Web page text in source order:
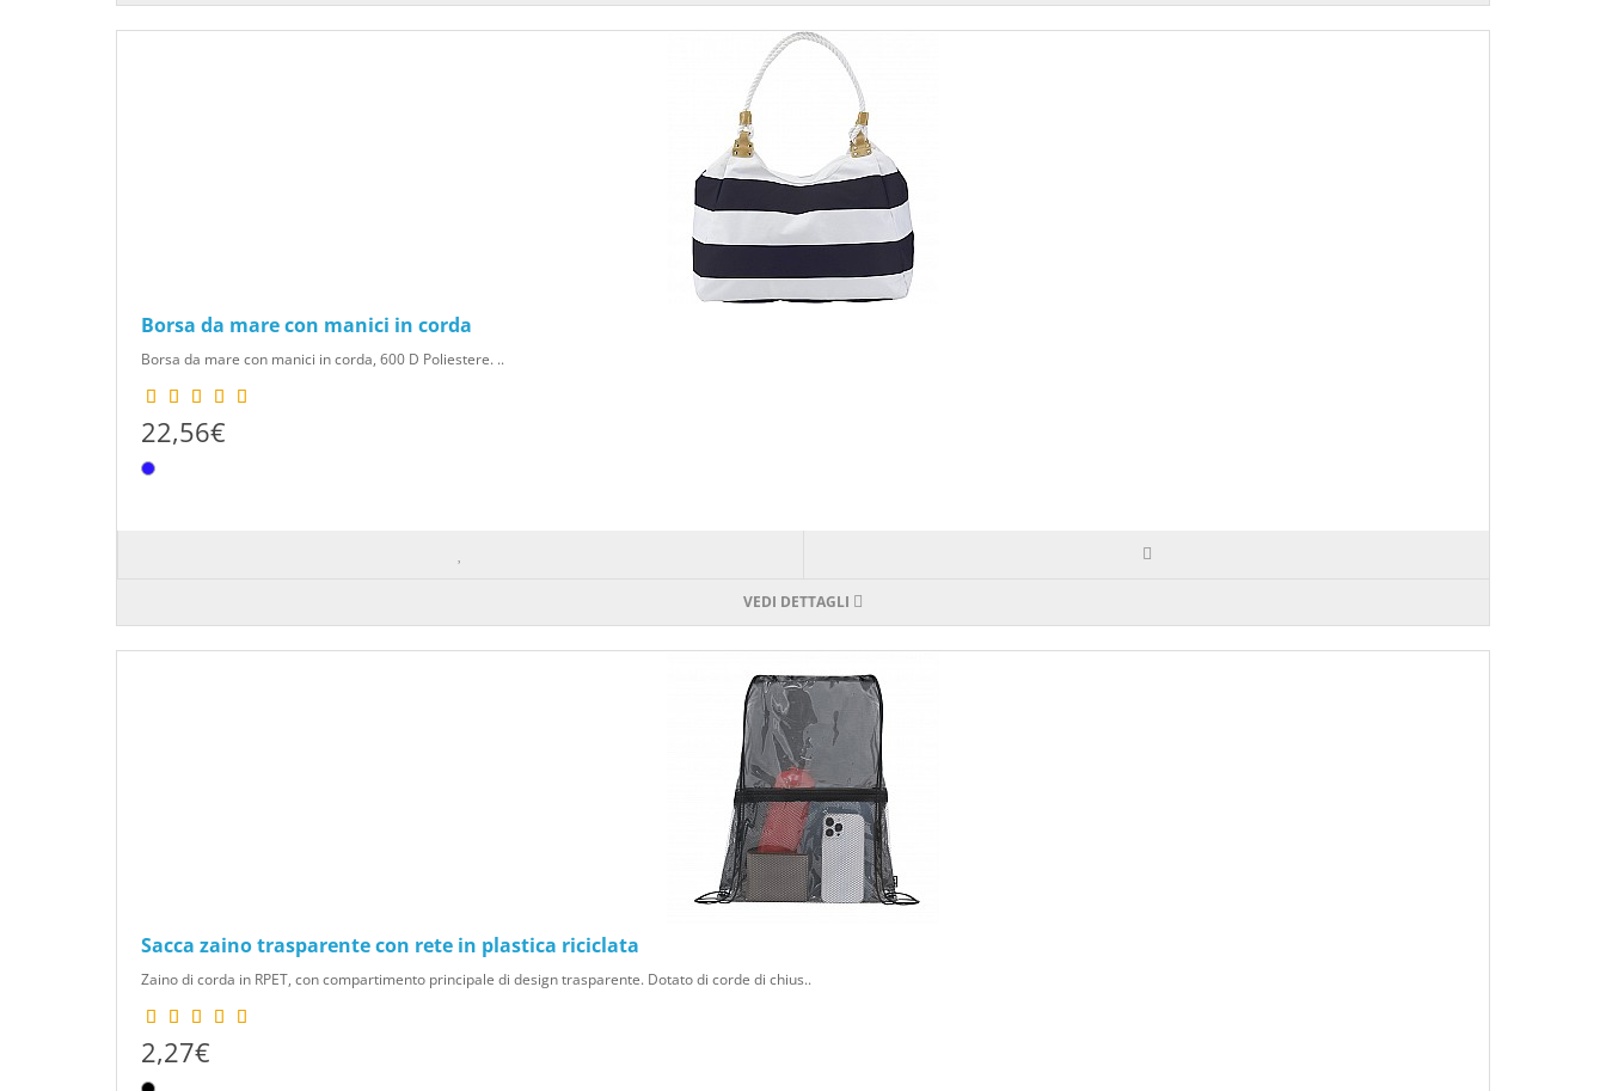
Borsa da mare con manici in corda
Borsa da mare con manici in corda, 600 D Poliestere. ..
22,56€
VEDI DETTAGLI
Sacca zaino trasparente con rete in plastica riciclata
Zaino di corda in RPET, con compartimento principale di design trasparente. Dotato di corde di chius..
2,27€